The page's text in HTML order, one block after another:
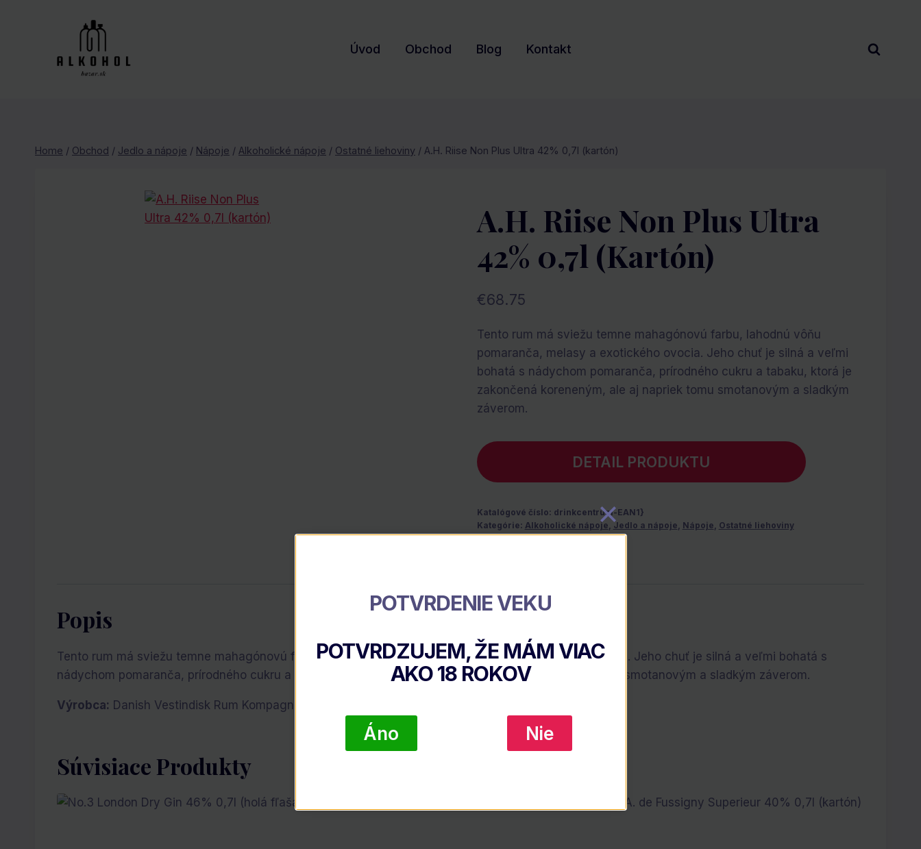
Úvod Obchod Blog Kontakt
Home / Obchod / Jedlo a nápoje / Nápoje / Alkoholické nápoje / Ostatné liehoviny / A.H. Riise Non Plus Ultra 42% 0,7l (kartón)
A.H. Riise Non Plus Ultra
42% 0,7l (kartón)
€68.75
Tento rum má sviežu temne mahagónovú farbu, lahodnú vôňu
pomaranča, melasy a exotického ovocia. Jeho chuť je silná a veľmi
bohatá s nádychom pomaranča, prírodného cukru a tabaku, ktorá je
zakončená koreneným, ale aj napriek tomu smotanovým a sladkým
záverom.
DETAIL PRODUKTU
Katalógové číslo: drinkcentrum-EAN1}
Kategórie: Alkoholické nápoje, Jedlo a nápoje, Nápoje, Ostatné liehoviny
Popis
Tento rum má sviežu temne mahagónovú farbu, lahodnú vôňu pomaranča, melasy a exotického ovocia. Jeho chuť je silná a veľmi bohatá s
nádychom pomaranča, prírodného cukru a tabaku, ktorá je zakončená koreneným, ale aj napriek tomu smotanovým a sladkým záverom.
Výrobca: Danish Vestindisk Rum Kompagni
Súvisiace Produkty
POTVRDENIE VEKU
POTVRDZUJEM, ŽE MÁM VIAC
AKO18 ROKOV
Áno Nie